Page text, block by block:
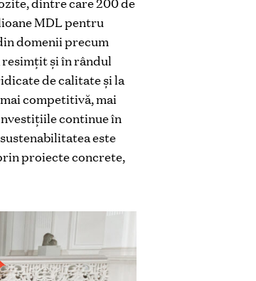
MDL pentru
domenii precum
și în rândul
de calitate și la
competitivă, mai
continue în
este
proiecte concrete,